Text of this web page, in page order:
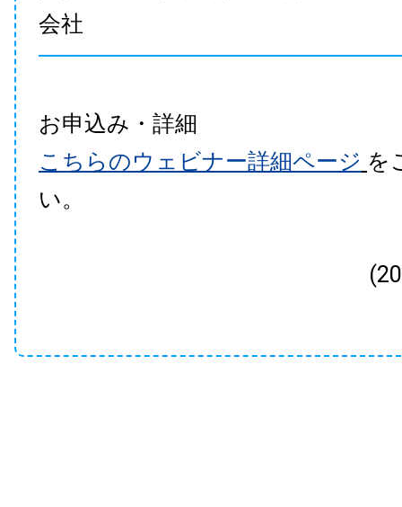
会社
お申込み・詳細
こちらのウェビナー詳細ページ を
い。